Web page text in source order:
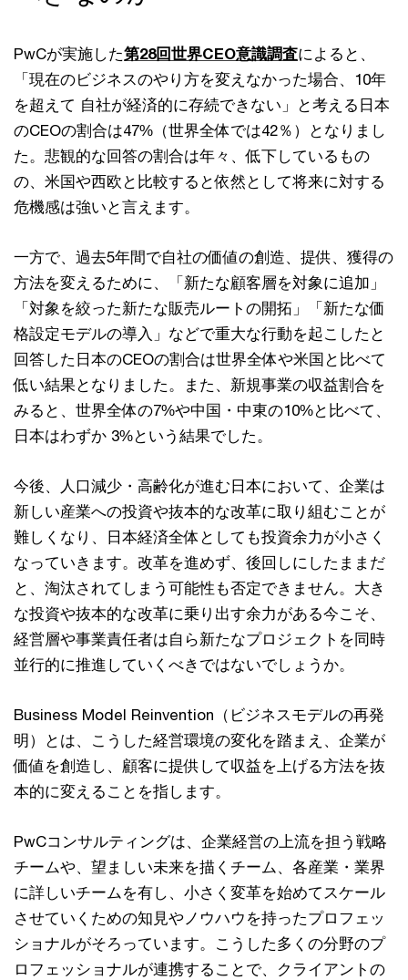
PwCが実施した第28回世界CEO意識調査によると、
「現在のビジネスのやり方を変えなかった場合、10年
を超えて 自社が経済的に存続できない」と考える日本
のCEOの割合は47%（世界全体では42％）となりまし
た。悲観的な回答の割合は年々、低下しているもの
の、米国や西欧と比較すると依然として将来に対する
危機感は強いと言えます。
一方で、過去5年間で自社の価値の創造、提供、獲得の
方法を変えるために、「新たな顧客層を対象に追加」
「対象を絞った新たな販売ルートの開拓」「新たな価
格設定モデルの導入」などで重大な行動を起こしたと
回答した日本のCEOの割合は世界全体や米国と比べて
低い結果となりました。また、新規事業の収益割合を
みると、世界全体の7%や中国・中東の10%と比べて、
日本はわずか 3%という結果でした。
今後、人口減少・高齢化が進む日本において、企業は
新しい産業への投資や抜本的な改革に取り組むことが
難しくなり、日本経済全体としても投資余力が小さく
なっていきます。改革を進めず、後回しにしたままだ
と、淘汰されてしまう可能性も否定できません。大き
な投資や抜本的な改革に乗り出す余力がある今こそ、
経営層や事業責任者は自ら新たなプロジェクトを同時
並行的に推進していくべきではないでしょうか。
Business Model Reinvention（ビジネスモデルの再発
明）とは、こうした経営環境の変化を踏まえ、企業が
価値を創造し、顧客に提供して収益を上げる方法を抜
本的に変えることを指します。
PwCコンサルティングは、企業経営の上流を担う戦略
チームや、望ましい未来を描くチーム、各産業・業界
に詳しいチームを有し、小さく変革を始めてスケール
させていくための知見やノウハウを持ったプロフェッ
ショナルがそろっています。こうした多くの分野のプ
ロフェッショナルが連携することで、クライアントの